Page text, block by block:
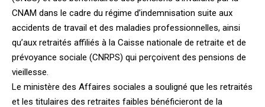
CNAM dans le cadre du régime d’indemnisation suite aux
accidents de travail et des maladies professionnelles, ainsi
qu’aux retraités affiliés à la Caisse nationale de retraite et de
prévoyance sociale (CNRPS) qui perçoivent des pensions de
vieillesse.
Le ministère des Affaires sociales a souligné que les retraités
et les titulaires des retraites faibles bénéficieront de la